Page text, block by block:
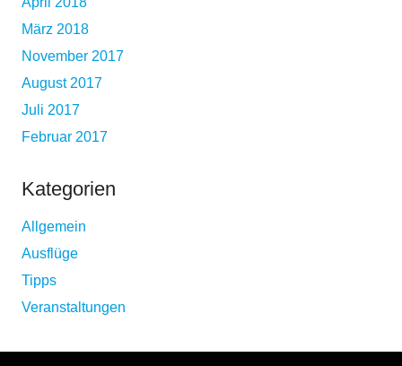
März 2018
November 2017
August 2017
Juli 2017
Februar 2017
Kategorien
Allgemein
Ausflüge
Tipps
Veranstaltungen